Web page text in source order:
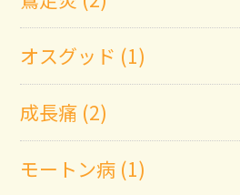
オスグッド (1)
成長痛 (2)
モートン病 (1)